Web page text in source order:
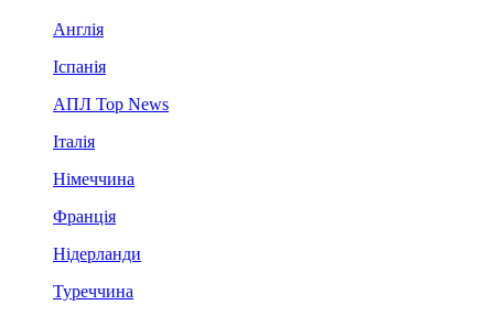
Англія
Іспанія
АПЛ Top News
Італія
Німеччина
Франція
Нідерланди
Туреччина